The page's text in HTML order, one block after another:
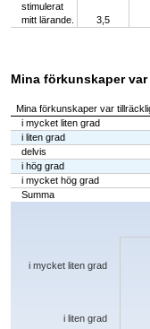
stimulerat
mitt lärande.
3,5
Mina förkunskaper
Mina förkunskaper var
i mycket liten grad
i liten grad
delvis
i hög grad
i mycket hög grad
Summa
Chart
The chart has 1 X axis
i liten grad
i mycket liten grad